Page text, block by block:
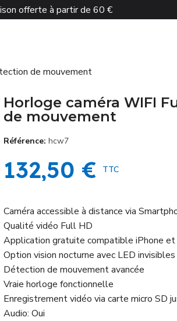
offerte à partir de 60 €
de mouvement
Horloge caméra WIFI
de mouvement
Référence hcw7
132,50 € TTC
Caméra accessible à distance via
Qualité vidéo Full HD
Application gratuite compatible iPhone et
Option vision nocturne avec LED invisibles
Détection de mouvement avancée
Vraie horloge fonctionnelle
Enregistrement vidéo via carte micro SD
Audio: Oui